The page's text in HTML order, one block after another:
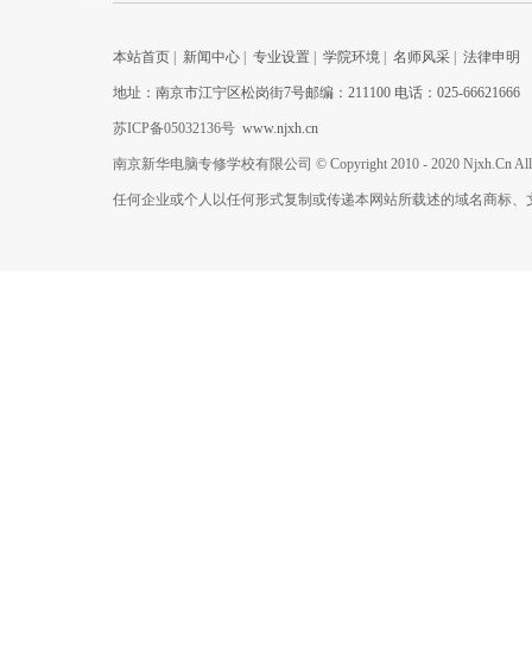
本站首页 新闻中心 专业设置 学院环境 名师风采 法律申明
地址：南京市江宁区松岗街7号邮编：211100 电话：025-66621666
苏ICP备05032136号 www.njxh.cn
南京新华电脑专修学校有限公司 © Copyright 2010 - 2020 Njxh.Cn All
任何企业或个人以任何形式复制或传递本网站所载述的域名商标